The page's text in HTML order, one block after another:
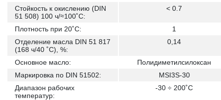
Стойкость к окислению (DIN
51 508) 100 ч/≈100˚С:
< 0.7
Плотность при 20˚С:
1
Отделение масла DIN 51 817
(168 ч/40 ˚C), %:
0,14
Основное масло:
Полидиметилсилоксан
Маркировка по DIN 51502:
MSI3S-30
Диапазон рабочих
температур:
-30 ÷ 200˚С